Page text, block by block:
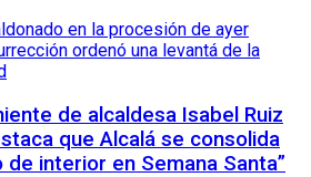
de alcaldesa Isabel Ruiz
que Alcalá se consolida
de interior en Semana Santa”